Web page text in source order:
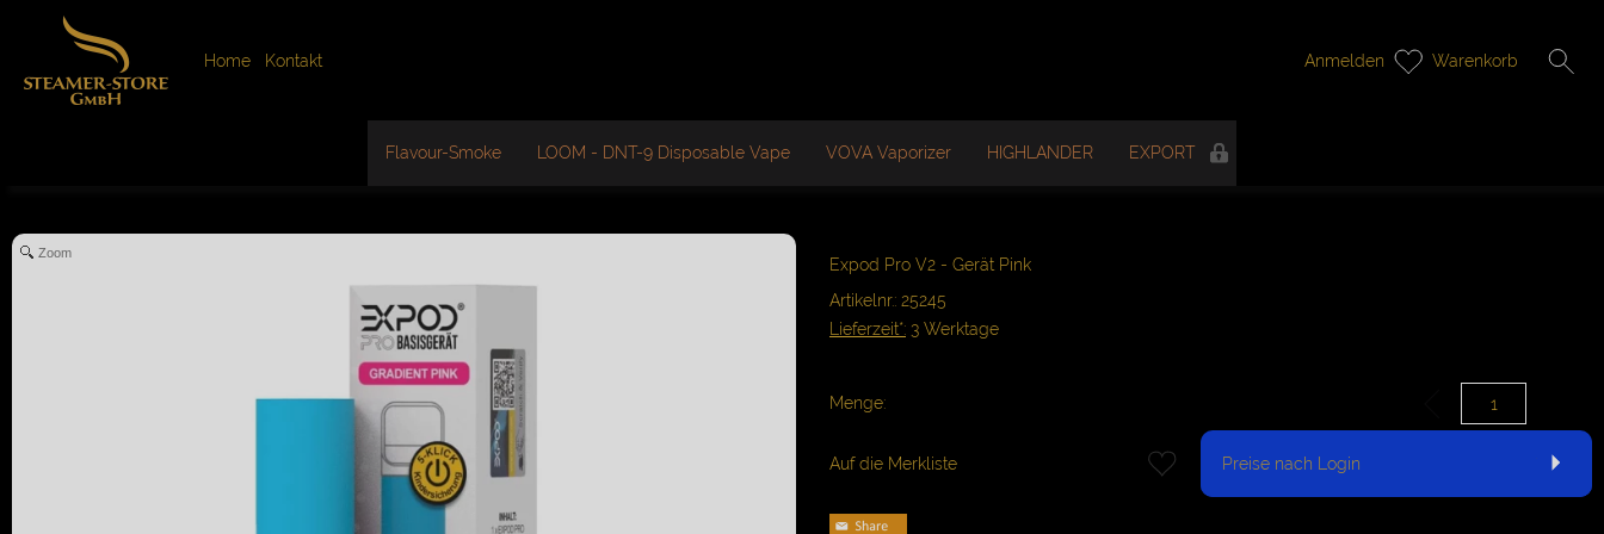
Home Kontakt Anmelden Warenkorb
Flavour-Smoke LOOM - DNT-9 Disposable Vape VOVA Vaporizer HIGHLANDER EXPORT
Zoom
Expod Pro V2 - Gerät Pink
Artikelnr.: 25245
Lieferzeit*: 3 Werktage
Menge:
Auf die Merkliste Preise nach Login